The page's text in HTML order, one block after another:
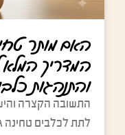
האם מותר
המדריך המלא
והתנהגות
התשובה הקצרה
לתת לכלבים טחינה